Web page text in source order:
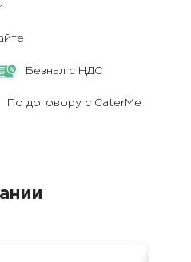
Безнал с НДС
По договору с CaterMe